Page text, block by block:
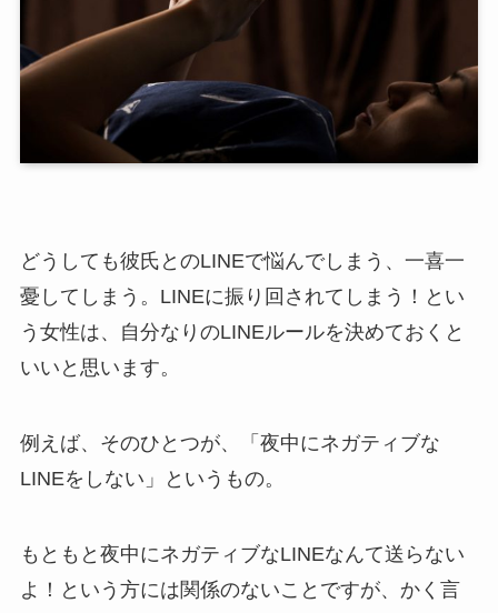
どうしても彼氏とのLINEで悩んでしまう、一喜一
憂してしまう。LINEに振り回されてしまう！とい
う女性は、自分なりのLINEルールを決めておくと
いいと思います。
例えば、そのひとつが、「夜中にネガティブな
LINEをしない」というもの。
もともと夜中にネガティブなLINEなんて送らない
よ！という方には関係のないことですが、かく言